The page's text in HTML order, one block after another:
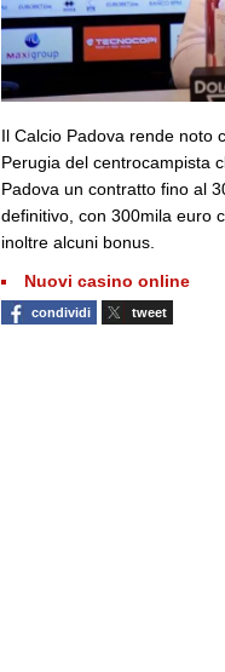
Il Calcio Padova rende noto
Perugia del centrocampista
Padova un contratto fino al
definitivo, con 300mila euro
inoltre alcuni bonus.
Nuovi casino online
condividi tweet